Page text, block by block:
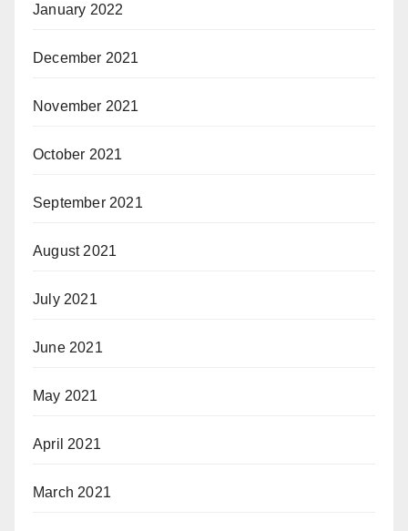
January 2022
December 2021
November 2021
October 2021
September 2021
August 2021
July 2021
June 2021
May 2021
April 2021
March 2021